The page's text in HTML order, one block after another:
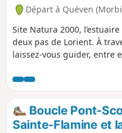
Départ à Quéven
Site Natura 2000,
deux pas de Lorient. À
laissez-vous guider, entre
cœur d’une nature aux
Boucle Pont-
Sainte-Flamine et